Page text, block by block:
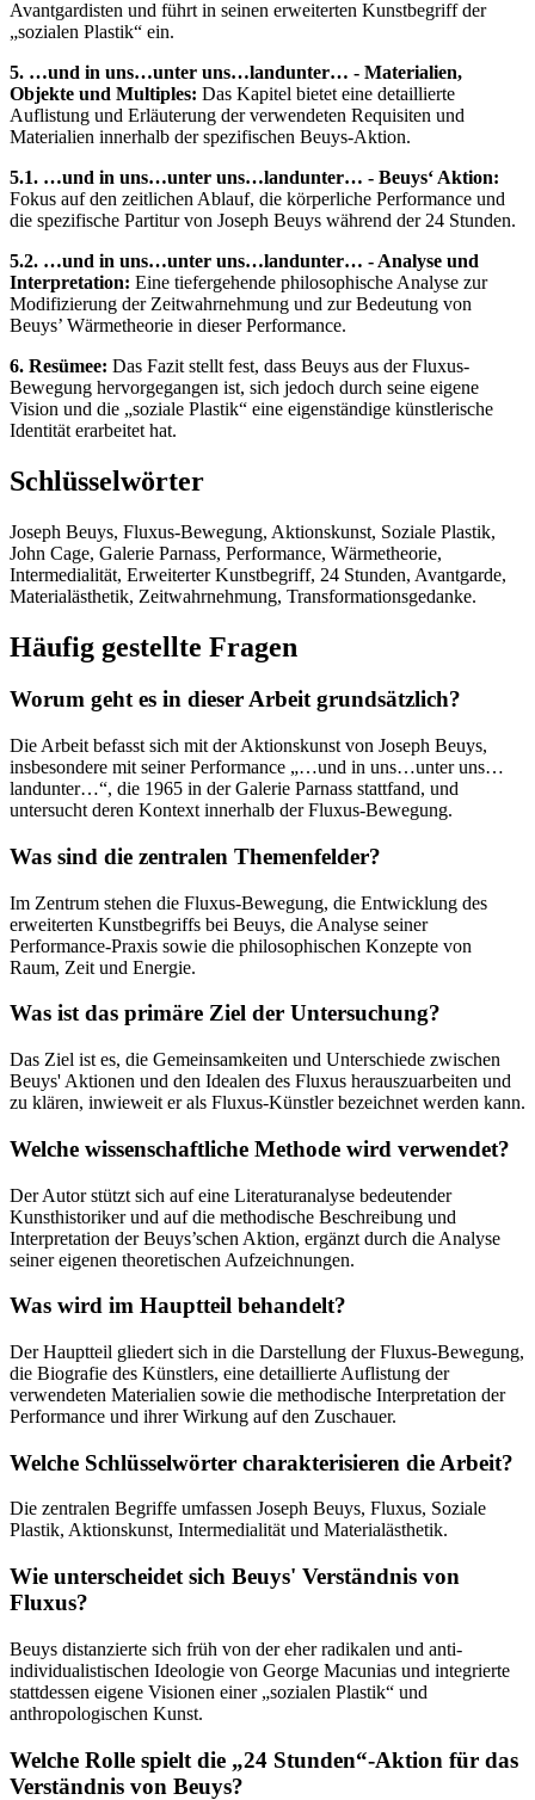
Avantgardisten und führt in seinen erweiterten Kunstbegriff der
„sozialen Plastik“ ein.
5. …und in uns…unter uns…landunter… - Materialien,
Objekte und Multiples: Das Kapitel bietet eine detaillierte
Auflistung und Erläuterung der verwendeten Requisiten und
Materialien innerhalb der spezifischen Beuys-Aktion.
5.1. …und in uns…unter uns…landunter… - Beuys‘ Aktion:
Fokus auf den zeitlichen Ablauf, die körperliche Performance und
die spezifische Partitur von Joseph Beuys während der 24 Stunden.
5.2. …und in uns…unter uns…landunter… - Analyse und
Interpretation: Eine tiefergehende philosophische Analyse zur
Modifizierung der Zeitwahrnehmung und zur Bedeutung von
Beuys’ Wärmetheorie in dieser Performance.
6. Resümee: Das Fazit stellt fest, dass Beuys aus der Fluxus-
Bewegung hervorgegangen ist, sich jedoch durch seine eigene
Vision und die „soziale Plastik“ eine eigenständige künstlerische
Identität erarbeitet hat.
Schlüsselwörter
Joseph Beuys, Fluxus-Bewegung, Aktionskunst, Soziale Plastik,
John Cage, Galerie Parnass, Performance, Wärmetheorie,
Intermedialität, Erweiterter Kunstbegriff, 24 Stunden, Avantgarde,
Materialästhetik, Zeitwahrnehmung, Transformationsgedanke.
Häufig gestellte Fragen
Worum geht es in dieser Arbeit grundsätzlich?
Die Arbeit befasst sich mit der Aktionskunst von Joseph Beuys,
insbesondere mit seiner Performance „…und in uns…unter uns…
landunter…“, die 1965 in der Galerie Parnass stattfand, und
untersucht deren Kontext innerhalb der Fluxus-Bewegung.
Was sind die zentralen Themenfelder?
Im Zentrum stehen die Fluxus-Bewegung, die Entwicklung des
erweiterten Kunstbegriffs bei Beuys, die Analyse seiner
Performance-Praxis sowie die philosophischen Konzepte von
Raum, Zeit und Energie.
Was ist das primäre Ziel der Untersuchung?
Das Ziel ist es, die Gemeinsamkeiten und Unterschiede zwischen
Beuys' Aktionen und den Idealen des Fluxus herauszuarbeiten und
zu klären, inwieweit er als Fluxus-Künstler bezeichnet werden kann.
Welche wissenschaftliche Methode wird verwendet?
Der Autor stützt sich auf eine Literaturanalyse bedeutender
Kunsthistoriker und auf die methodische Beschreibung und
Interpretation der Beuys’schen Aktion, ergänzt durch die Analyse
seiner eigenen theoretischen Aufzeichnungen.
Was wird im Hauptteil behandelt?
Der Hauptteil gliedert sich in die Darstellung der Fluxus-Bewegung,
die Biografie des Künstlers, eine detaillierte Auflistung der
verwendeten Materialien sowie die methodische Interpretation der
Performance und ihrer Wirkung auf den Zuschauer.
Welche Schlüsselwörter charakterisieren die Arbeit?
Die zentralen Begriffe umfassen Joseph Beuys, Fluxus, Soziale
Plastik, Aktionskunst, Intermedialität und Materialästhetik.
Wie unterscheidet sich Beuys' Verständnis von
Fluxus?
Beuys distanzierte sich früh von der eher radikalen und anti-
individualistischen Ideologie von George Macunias und integrierte
stattdessen eigene Visionen einer „sozialen Plastik“ und
anthropologischen Kunst.
Welche Rolle spielt die „24 Stunden“-Aktion für das
Verständnis von Beuys?